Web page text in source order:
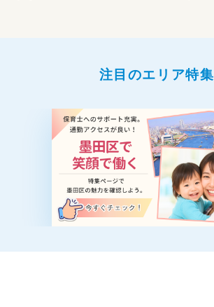
注目のエリア特集